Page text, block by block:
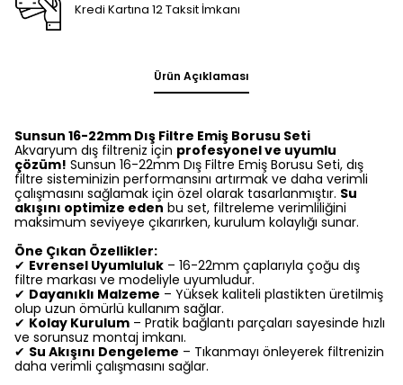
Kredi Kartına 12 Taksit İmkanı
Ürün Açıklaması
Sunsun 16-22mm Dış Filtre Emiş Borusu Seti
Akvaryum dış filtreniz için profesyonel ve uyumlu
çözüm! Sunsun 16-22mm Dış Filtre Emiş Borusu Seti, dış
filtre sisteminizin performansını artırmak ve daha verimli
çalışmasını sağlamak için özel olarak tasarlanmıştır. Su
akışını optimize eden bu set, filtreleme verimliliğini
maksimum seviyeye çıkarırken, kurulum kolaylığı sunar.
Öne Çıkan Özellikler:
✔ Evrensel Uyumluluk – 16-22mm çaplarıyla çoğu dış
filtre markası ve modeliyle uyumludur.
✔ Dayanıklı Malzeme – Yüksek kaliteli plastikten üretilmiş
olup uzun ömürlü kullanım sağlar.
✔ Kolay Kurulum – Pratik bağlantı parçaları sayesinde hızlı
ve sorunsuz montaj imkanı.
✔ Su Akışını Dengeleme – Tıkanmayı önleyerek filtrenizin
daha verimli çalışmasını sağlar.